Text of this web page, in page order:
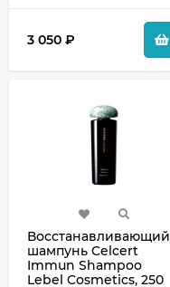
3 050 ₽
Восстанавливающий
шампунь Celcert
Immun Shampoo
Lebel Cosmetics, 250